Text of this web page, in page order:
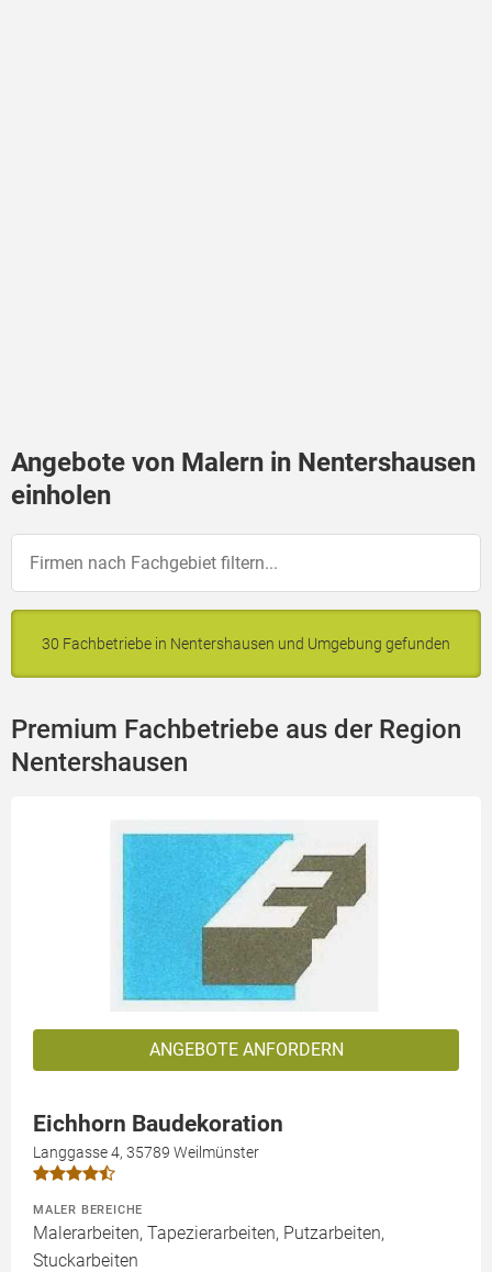
Angebote von Malern in Nentershausen
einholen
30 Fachbetriebe in Nentershausen und Umgebung gefunden
Premium Fachbetriebe aus der Region
Nentershausen
ANGEBOTE ANFORDERN
Eichhorn Baudekoration
Langgasse 4, 35789 Weilmünster
MALER BEREICHE
Malerarbeiten, Tapezierarbeiten, Putzarbeiten,
Stuckarbeiten